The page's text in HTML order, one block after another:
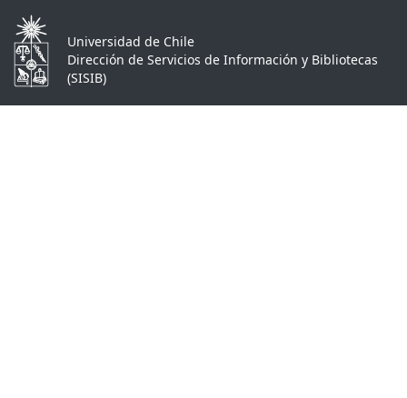
Universidad de Chile
Dirección de Servicios de Información y Bibliotecas
(SISIB)